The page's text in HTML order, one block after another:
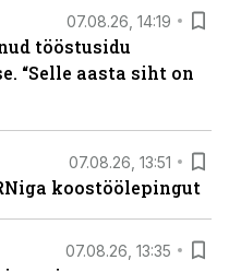
07.08.26, 14:19
tööstusidu
“Selle aasta siht on
07.08.26, 13:51
koostöölepingut
07.08.26, 13:35